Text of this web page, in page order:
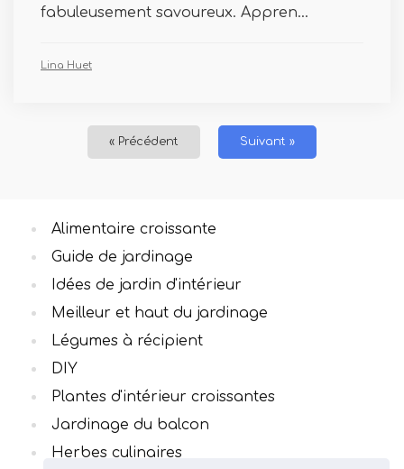
fabuleusement savoureux. Appren...
Lina Huet
« Précédent Suivant »
Alimentaire croissante
Guide de jardinage
Idées de jardin d'intérieur
Meilleur et haut du jardinage
Légumes à récipient
DIY
Plantes d'intérieur croissantes
Jardinage du balcon
Herbes culinaires